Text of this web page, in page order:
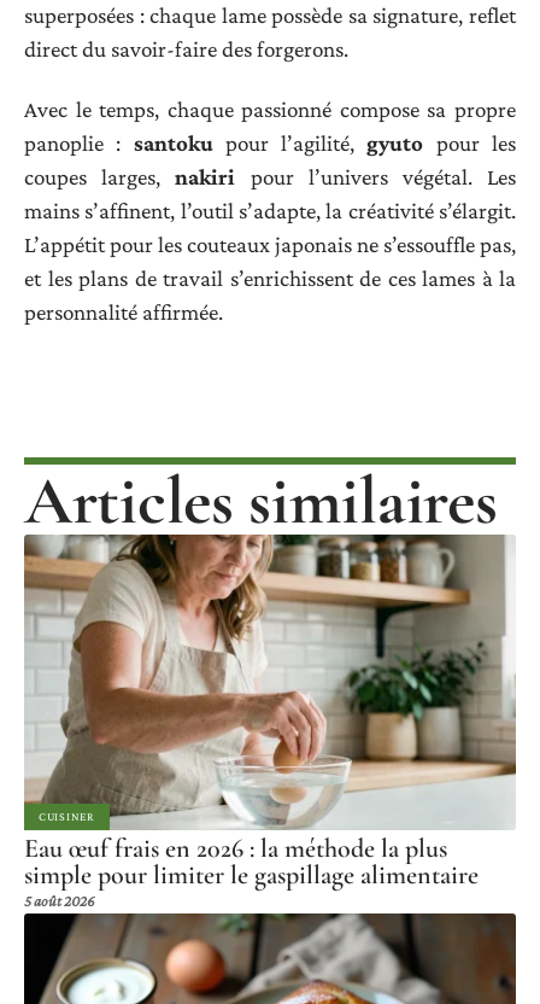
superposées : chaque lame possède sa signature, reflet
direct du savoir-faire des forgerons.
Avec le temps, chaque passionné compose sa propre
panoplie : santokupour l’agilité,gyuto pour les
coupes larges,nakiri pour l’univers végétal. Les
mains s’affinent, l’outil s’adapte, la créativité s’élargit.
L’appétit pour les couteaux japonais ne s’essouffle pas,
et les plans de travail s’enrichissent de ces lames à la
personnalité affirmée.
Articles similaires
CUISINER
Eau œuf frais en 2026 : la méthode la plus
simple pour limiter le gaspillage alimentaire
5 août 2026